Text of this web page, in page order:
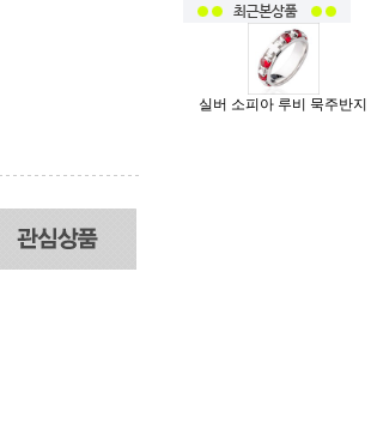
실버 소피아 루비 묵주반지